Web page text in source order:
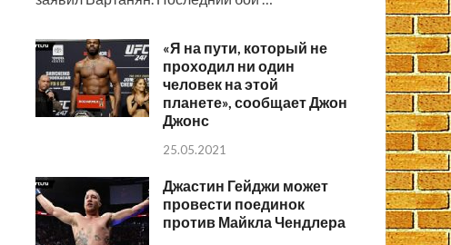
«Я на пути, который не
проходил ни один
человек на этой
планете», сообщает Джон
Джонс
25.05.2021
Джастин Гейджи может
провести поединок
против Майкла Чендлера